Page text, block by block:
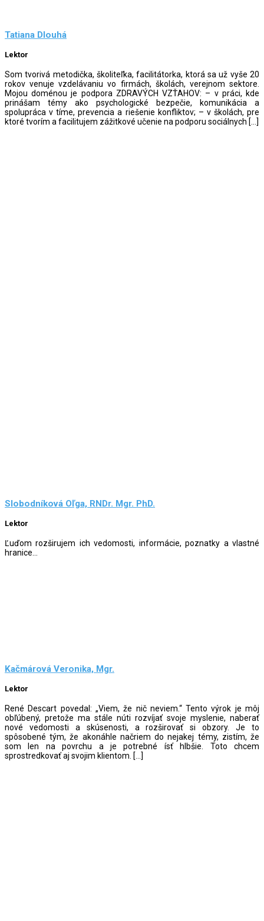
Tatiana Dlouhá
Lektor
Som tvorivá metodička, školiteľka, facilitátorka, ktorá sa už vyše 20
rokov venuje vzdelávaniu vo firmách, školách, verejnom sektore.
Mojou doménou je podpora ZDRAVÝCH VZŤAHOV: – v práci, kde
prinášam témy ako psychologické bezpečie, komunikácia a
spolupráca v tíme, prevencia a riešenie konfliktov; – v školách, pre
ktoré tvorím a facilitujem zážitkové učenie na podporu sociálnych […]
Slobodníková Oľga, RNDr. Mgr. PhD.
Lektor
Ľuďom rozširujem ich vedomosti, informácie, poznatky a vlastné
hranice...
Kačmárová Veronika, Mgr.
Lektor
René Descart povedal: „Viem, že nič neviem.“ Tento výrok je môj
obľúbený, pretože ma stále núti rozvíjať svoje myslenie, naberať
nové vedomosti a skúsenosti, a rozširovať si obzory. Je to
spôsobené tým, že akonáhle načriem do nejakej témy, zistím, že
som len na povrchu a je potrebné ísť hlbšie. Toto chcem
sprostredkovať aj svojim klientom. […]